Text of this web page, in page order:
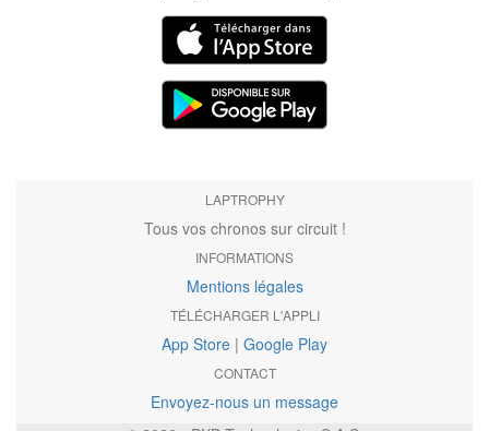
LAPTROPHY
Tous vos chronos sur circuit !
INFORMATIONS
Mentions légales
TÉLÉCHARGER L'APPLI
App Store | Google Play
CONTACT
Envoyez-nous un message